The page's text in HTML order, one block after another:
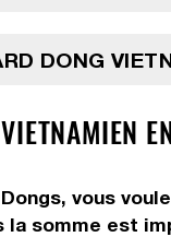
DONG
Dongs, vous
somme est